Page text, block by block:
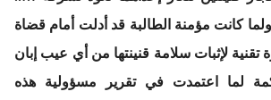
كانت مؤمنة الطالبة قد أدلت أمام قضاة
تقنية لإثبات سلامة قنينتها من أي عيب إبان
لما اعتمدت في تقرير مسؤولية هذه